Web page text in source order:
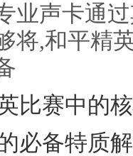
业声卡通
将,和平精
比赛中的
必备特质